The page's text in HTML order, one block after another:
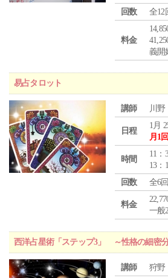
回数
全12
料金
義開
易占タロット
講師 川
日程
1月
月1回
時間
11：
13：
回数
全6回
料金
一般
西洋占星術「ステップ3」 ～性格の細密
講師 狩